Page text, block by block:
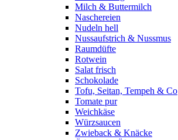
Milch & Buttermilch
Naschereien
Nudeln hell
Nussaufstrich & Nussmus
Raumdüfte
Rotwein
Salat frisch
Schokolade
Tofu, Seitan, Tempeh & Co
Tomate pur
Weichkäse
Würzsaucen
Zwieback & Knäcke